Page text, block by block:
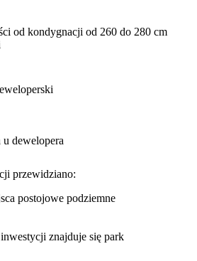
od kondygnacji od 260 do 280 cm
dewelopera
przewidziano:
postojowe podziemne
znajduje się park